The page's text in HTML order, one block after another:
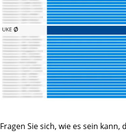
bedanken möchte, allerdings
Fragen Sie sich, wie es sein kann,